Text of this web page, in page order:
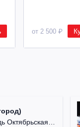
от 2 500 ₽
д. 1.